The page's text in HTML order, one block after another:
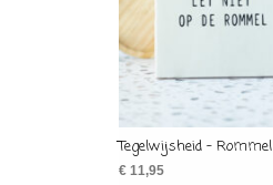
Tegelwijsheid – Rommel
€11,95